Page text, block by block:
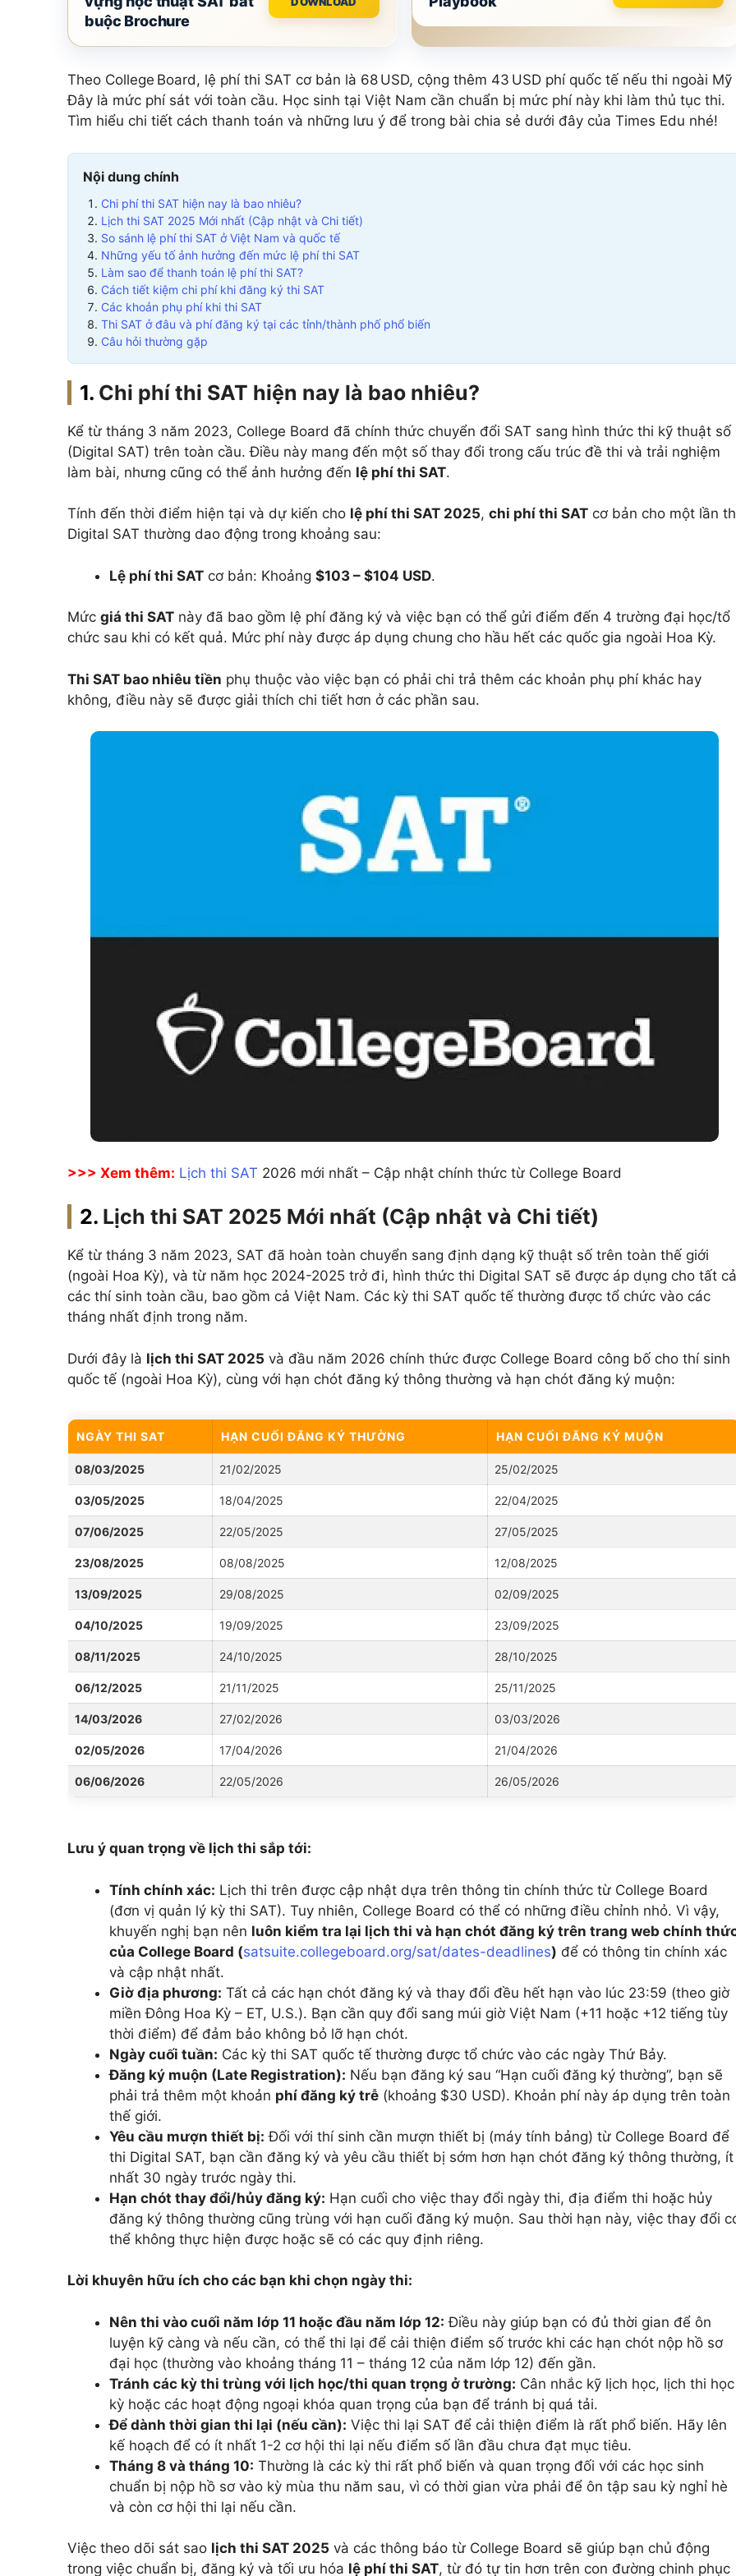
Add Math 0606
Xem tất cả 15 môn
+ 5 môn khác
Xem tất cả 12 môn
Xem tất cả 20 môn
buộc Brochure
Theo College Board, lệ phí thi SAT cơ bản là 68 USD, cộng thêm 43 USD phí quốc tế nếu thi ngoài Mỹ
Đây là mức phí sát với toàn cầu. Học sinh tại Việt Nam cần chuẩn bị mức phí này khi làm thủ tục thi.
Tìm hiểu chi tiết cách thanh toán và những lưu ý để trong bài chia sẻ dưới đây của Times Edu nhé!
Nội dung chính
Chi phí thi SAT hiện nay là bao nhiêu?
Lịch thi SAT 2025 Mới nhất (Cập nhật và Chi tiết)
So sánh lệ phí thi SAT ở Việt Nam và quốc tế
Những yếu tố ảnh hưởng đến mức lệ phí thi SAT
Làm sao để thanh toán lệ phí thi SAT?
Cách tiết kiệm chi phí khi đăng ký thi SAT
Các khoản phụ phí khi thi SAT
Thi SAT ở đâu và phí đăng ký tại các tỉnh/thành phố phổ biến
Câu hỏi thường gặp
Chi phí thi SAT hiện nay là bao nhiêu?
Kể từ tháng 3 năm 2023, College Board đã chính thức chuyển đổi SAT sang hình thức thi kỹ thuật số
(Digital SAT) trên toàn cầu. Điều này mang đến một số thay đổi trong cấu trúc đề thi và trải nghiệm
làm bài, nhưng cũng có thể ảnh hưởng đến lệ phí thi SAT.
Tính đến thời điểm hiện tại và dự kiến cho lệ phí thi SAT 2025, chi phí thi SAT cơ bản cho một lần
Digital SAT thường dao động trong khoảng sau:
Lệ phí thi SAT cơ bản: Khoảng $103 – $104 USD.
Mức giá thi SAT này đã bao gồm lệ phí đăng ký và việc bạn có thể gửi điểm đến 4 trường đại học/tổ
chức sau khi có kết quả. Mức phí này được áp dụng chung cho hầu hết các quốc gia ngoài Hoa Kỳ.
Thi SAT bao nhiêu tiền phụ thuộc vào việc bạn có phải chi trả thêm các khoản phụ phí khác hay
không, điều này sẽ được giải thích chi tiết hơn ở các phần sau.
>>> Xem thêm: Lịch thi SAT 2026 mới nhất – Cập nhật chính thức từ College Board
Lịch thi SAT 2025 Mới nhất (Cập nhật và Chi tiết)
Kể từ tháng 3 năm 2023, SAT đã hoàn toàn chuyển sang định dạng kỹ thuật số trên toàn thế giới
(ngoài Hoa Kỳ), và từ năm học 2024-2025 trở đi, hình thức thi Digital SAT sẽ được áp dụng cho tất cả
các thí sinh toàn cầu, bao gồm cả Việt Nam. Các kỳ thi SAT quốc tế thường được tổ chức vào các
tháng nhất định trong năm.
Dưới đây là lịch thi SAT 2025 và đầu năm 2026 chính thức được College Board công bố cho thí sinh
quốc tế (ngoài Hoa Kỳ), cùng với hạn chót đăng ký thông thường và hạn chót đăng ký muộn:
NGÀY THI SAT HẠN CUỐI ĐĂNG KÝ THƯỜNG HẠN CUỐI ĐĂNG KÝ MUỘN
08/03/2025 21/02/2025 25/02/2025
03/05/2025 18/04/2025 22/04/2025
07/06/2025 22/05/2025 27/05/2025
23/08/2025 08/08/2025 12/08/2025
13/09/2025 29/08/2025 02/09/2025
04/10/2025 19/09/2025 23/09/2025
08/11/2025 24/10/2025 28/10/2025
06/12/2025 21/11/2025 25/11/2025
14/03/2026 27/02/2026 03/03/2026
02/05/2026 17/04/2026 21/04/2026
06/06/2026 22/05/2026 26/05/2026
Lưu ý quan trọng về lịch thi sắp tới:
Tính chính xác: Lịch thi trên được cập nhật dựa trên thông tin chính thức từ College Board
(đơn vị quản lý kỳ thi SAT). Tuy nhiên, College Board có thể có những điều chỉnh nhỏ. Vì vậy,
khuyến nghị bạn nên luôn kiểm tra lại lịch thi và hạn chót đăng ký trên trang web chính
của College Board (satsuite.collegeboard.org/sat/dates-deadlines) để có thông tin chính xác
và cập nhật nhất.
Giờ địa phương: Tất cả các hạn chót đăng ký và thay đổi đều hết hạn vào lúc 23:59 (theo giờ
miền Đông Hoa Kỳ – ET, U.S.). Bạn cần quy đổi sang múi giờ Việt Nam (+11 hoặc +12 tiếng tùy
thời điểm) để đảm bảo không bỏ lỡ hạn chót.
Ngày cuối tuần: Các kỳ thi SAT quốc tế thường được tổ chức vào các ngày Thứ Bảy.
Đăng ký muộn (Late Registration): Nếu bạn đăng ký sau “Hạn cuối đăng ký thường”, bạn sẽ
phải trả thêm một khoản phí đăng ký trễ (khoảng $30 USD). Khoản phí này áp dụng trên toàn
thế giới.
Yêu cầu mượn thiết bị: Đối với thí sinh cần mượn thiết bị (máy tính bảng) từ College Board để
thi Digital SAT, bạn cần đăng ký và yêu cầu thiết bị sớm hơn hạn chót đăng ký thông thường, ít
nhất 30 ngày trước ngày thi.
Hạn chót thay đổi/hủy đăng ký: Hạn cuối cho việc thay đổi ngày thi, địa điểm thi hoặc hủy
đăng ký thông thường cũng trùng với hạn cuối đăng ký muộn. Sau thời hạn này, việc thay đổi
thể không thực hiện được hoặc sẽ có các quy định riêng.
Lời khuyên hữu ích cho các bạn khi chọn ngày thi:
Nên thi vào cuối năm lớp 11 hoặc đầu năm lớp 12: Điều này giúp bạn có đủ thời gian để ôn
luyện kỹ càng và nếu cần, có thể thi lại để cải thiện điểm số trước khi các hạn chót nộp hồ sơ
đại học (thường vào khoảng tháng 11 – tháng 12 của năm lớp 12) đến gần.
Tránh các kỳ thi trùng với lịch học/thi quan trọng ở trường: Cân nhắc kỹ lịch học, lịch thi học
kỳ hoặc các hoạt động ngoại khóa quan trọng của bạn để tránh bị quá tải.
Để dành thời gian thi lại (nếu cần): Việc thi lại SAT để cải thiện điểm là rất phổ biến. Hãy lên
kế hoạch để có ít nhất 1-2 cơ hội thi lại nếu điểm số lần đầu chưa đạt mục tiêu.
Tháng 8 và tháng 10: Thường là các kỳ thi rất phổ biến và quan trọng đối với các học sinh
chuẩn bị nộp hồ sơ vào kỳ mùa thu năm sau, vì có thời gian vừa phải để ôn tập sau kỳ nghỉ hè
và còn cơ hội thi lại nếu cần.
Việc theo dõi sát sao lịch thi SAT 2025 và các thông báo từ College Board sẽ giúp bạn chủ động
trong việc chuẩn bị, đăng ký và tối ưu hóa lệ phí thi SAT, từ đó tự tin hơn trên con đường chinh phục